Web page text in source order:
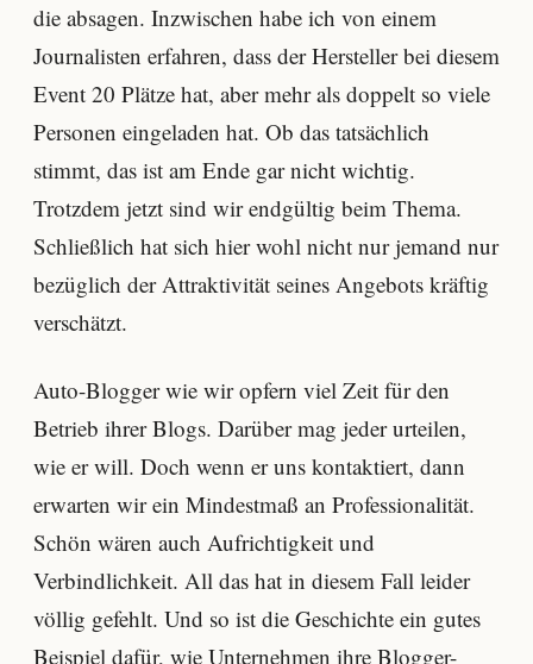
die absagen. Inzwischen habe ich von einem
Journalisten erfahren, dass der Hersteller bei diesem
Event 20 Plätze hat, aber mehr als doppelt so viele
Personen eingeladen hat. Ob das tatsächlich
stimmt, das ist am Ende gar nicht wichtig.
Trotzdem jetzt sind wir endgültig beim Thema.
Schließlich hat sich hier wohl nicht nur jemand nur
bezüglich der Attraktivität seines Angebots kräftig
verschätzt.
Auto-Blogger wie wir opfern viel Zeit für den
Betrieb ihrer Blogs. Darüber mag jeder urteilen,
wie er will. Doch wenn er uns kontaktiert, dann
erwarten wir ein Mindestmaß an Professionalität.
Schön wären auch Aufrichtigkeit und
Verbindlichkeit. All das hat in diesem Fall leider
völlig gefehlt. Und so ist die Geschichte ein gutes
Beispiel dafür, wie Unternehmen ihre Blogger-